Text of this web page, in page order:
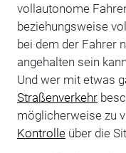
vollautonome
beziehungsweise
bei dem der Fahrer
angehalten sein
Und wer mit etwas
Straßenverkehr
möglicherweise zu
Kontrolleüber die